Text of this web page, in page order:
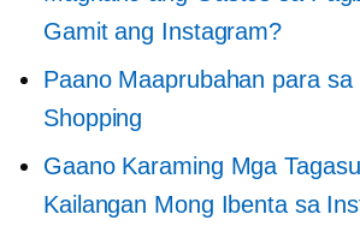
Gamit ang Instagram?
Paano Maaprubahan para
Shopping
Gaano Karaming Mga
Kailangan Mong Ibenta sa